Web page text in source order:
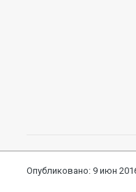
Опубликовано: 9 июн